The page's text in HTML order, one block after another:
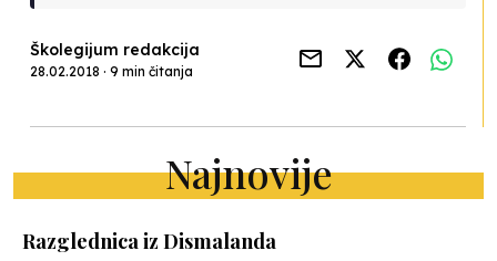
Školegijum redakcija
28.02.2018 · 9 min čitanja
Najnovije
Razglednica iz Dismalanda